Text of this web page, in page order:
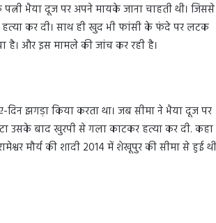
भैया दूज पर अपने मायके जाना चाहती थी। जिससे
कर दी। साथ ही खुद भी फांसी के फंदे पर लटक
है। और इस मामले की जांच कर रही है।
झगड़ा किया करता था। जब सीमा ने भैया दूज पर
उसके बाद खुरपी से गला काटकर हत्या कर दी. कहा
मौर्य की शादी 2014 में शेखूपुर की सीमा से हुई थी